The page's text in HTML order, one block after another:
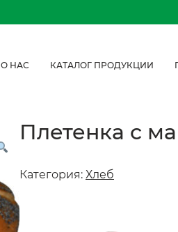
О НАС КАТАЛОГ ПРОДУКЦИИ
Плетенка с
Категория: Хлеб